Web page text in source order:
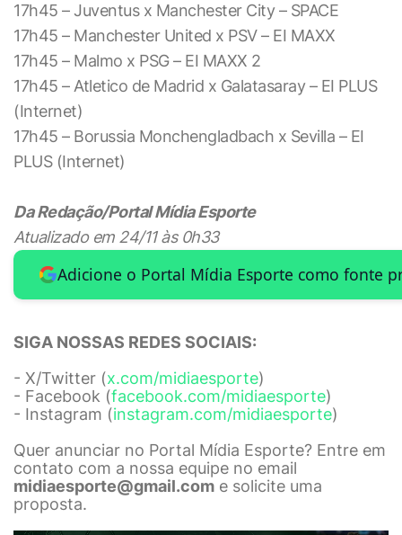
17h45 – Juventus x Manchester City – SPACE
17h45 – Manchester United x PSV – EI MAXX
17h45 – Malmo x PSG – EI MAXX 2
17h45 – Atletico de Madrid x Galatasaray – EI PLUS
(Internet)
17h45 – Borussia Monchengladbach x Sevilla – EI
PLUS (Internet)
Da Redação/Portal Mídia Esporte
Atualizado em 24/11 às 0h33
Adicione o Portal Mídia Esporte como fonte
SIGA NOSSAS REDES SOCIAIS:
- X/Twitter (x.com/midiaesporte)
- Facebook (facebook.com/midiaesporte)
- Instagram (instagram.com/midiaesporte)
Quer anunciar no Portal Mídia Esporte? Entre em
contato com a nossa equipe no email
midiaesporte@gmail.com e solicite uma
proposta.